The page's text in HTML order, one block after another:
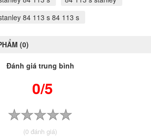
84 113 s 84 113 s
(0)
Đánh giá trung bình
0/5
(0 đánh giá)